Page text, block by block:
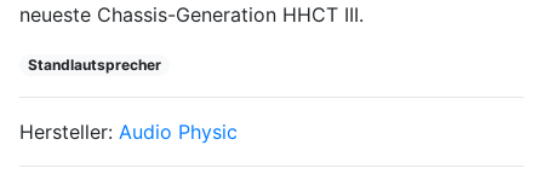
neueste Chassis-Generation HHCT III.
Standlautsprecher
Hersteller: Audio Physic